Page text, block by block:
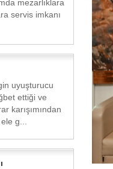
mezarlıklara
servis imkanı
uyuşturucu
ettiği ve
karışımından
g...